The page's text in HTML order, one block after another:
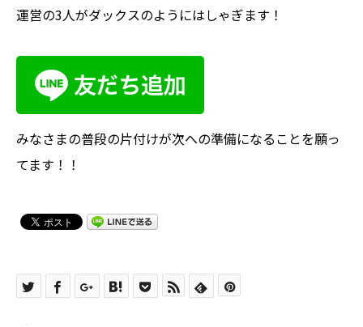
運営の3人がダックスのようにはしゃぎます！
みなさまの普段の片付けが次への準備になることを願っ
てます！！